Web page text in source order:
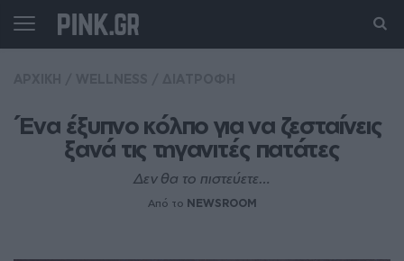
Ένα έξυπνο κόλπο για να ζεσταίνεις
ξανά τις τηγανιτές πατάτες
Δεν θα το πιστεύετε…
Από το NEWSROOM